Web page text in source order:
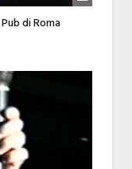
di Roma